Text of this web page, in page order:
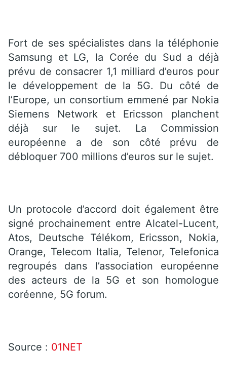
Fort de ses spécialistes dans la téléphonie
Samsung et LG, la Corée du Sud a déjà
prévu de consacrer 1,1 milliard d’euros pour
le développement de la 5G. Du côté de
l’Europe, un consortium emmené par Nokia
Siemens Network et Ericsson planchent
déjà sur le sujet. La Commission
européenne a de son côté prévu de
débloquer 700 millions d’euros sur le sujet.
Un protocole d’accord doit également être
signé prochainement entre Alcatel-Lucent,
Atos, Deutsche Télékom, Ericsson, Nokia,
Orange, Telecom Italia, Telenor, Telefonica
regroupés dans l’association européenne
des acteurs de la 5G et son homologue
coréenne, 5G forum.
Source : 01NET